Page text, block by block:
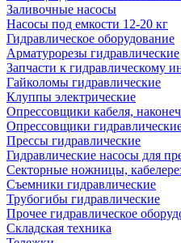
Заливочные насосы
Насосы под емкости 12-20 кг
Гидравлическое оборудование
Арматурорезы гидравлические
Запчасти к гидравлическому
Гайколомы гидравлические
Клуппы электрические
Опрессовщики кабеля,
Опрессовщики
Прессы гидравлические
Гидравлические насосы для
Секторные ножницы,
Съемники гидравлические
Трубогибы гидравлические
Прочее гидравлическое
Складская техника